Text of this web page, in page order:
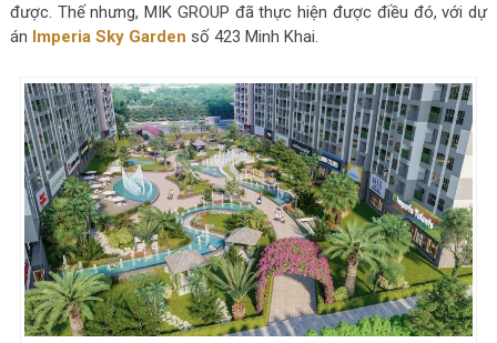
được. Thế nhưng, MIK GROUP đã thực hiện được điều đó, với dự
án Imperia Sky Garden số 423 Minh Khai.